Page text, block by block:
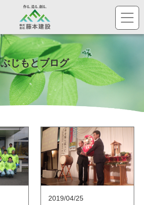
株
ぶじもとブログ
2019/04/25